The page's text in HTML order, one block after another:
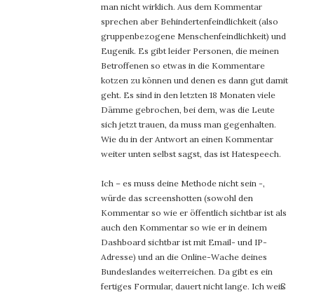
man nicht wirklich. Aus dem Kommentar
sprechen aber Behindertenfeindlichkeit (also
gruppenbezogene Menschenfeindlichkeit) und
Eugenik. Es gibt leider Personen, die meinen
Betroffenen so etwas in die Kommentare
kotzen zu können und denen es dann gut damit
geht. Es sind in den letzten 18 Monaten viele
Dämme gebrochen, bei dem, was die Leute
sich jetzt trauen, da muss man gegenhalten.
Wie du in der Antwort an einen Kommentar
weiter unten selbst sagst, das ist Hatespeech.
Ich – es muss deine Methode nicht sein -,
würde das screenshotten (sowohl den
Kommentar so wie er öffentlich sichtbar ist als
auch den Kommentar so wie er in deinem
Dashboard sichtbar ist mit Email- und IP-
Adresse) und an die Online-Wache deines
Bundeslandes weiterreichen. Da gibt es ein
fertiges Formular, dauert nicht lange. Ich weiß